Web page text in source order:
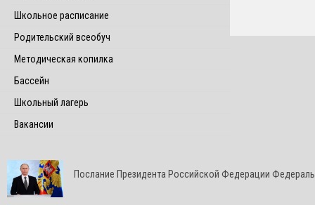
Школьное расписание
Родительский всеобуч
Методическая копилка
Бассейн
Школьный лагерь
Вакансии
Послание Президента Российской Федерации